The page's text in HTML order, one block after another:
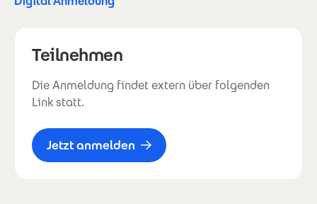
Teilnehmen
Die Anmeldung findet extern über folgenden
Link statt.
Jetzt anmelden